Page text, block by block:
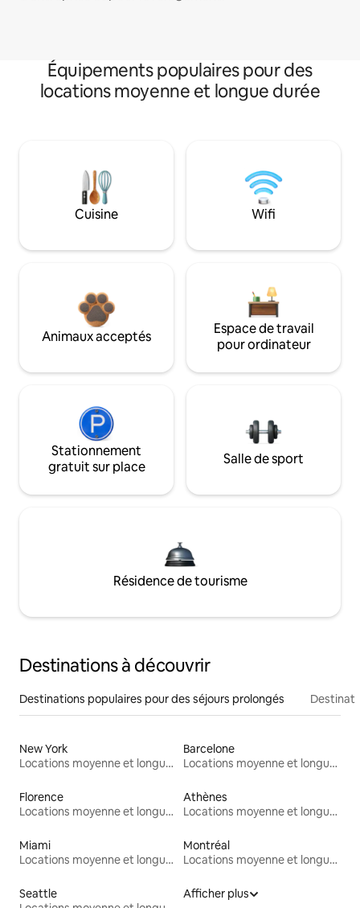
Équipements populaires pour des
locations moyenne et longue durée
Cuisine Wifi
Animaux acceptés
Espace de travail
pour ordinateur
Stationnement
gratuit sur place
Salle de sport
Résidence de tourisme
Destinations à découvrir
Destinations populaires pour des séjours prolongés
New York
Locations moyenne et longue durée
Barcelone
Locations moyenne et longue durée
Florence
Locations moyenne et longue durée
Athènes
Locations moyenne et longue durée
Miami
Locations moyenne et longue durée
Montréal
Locations moyenne et longue durée
Seattle
Afficher plus